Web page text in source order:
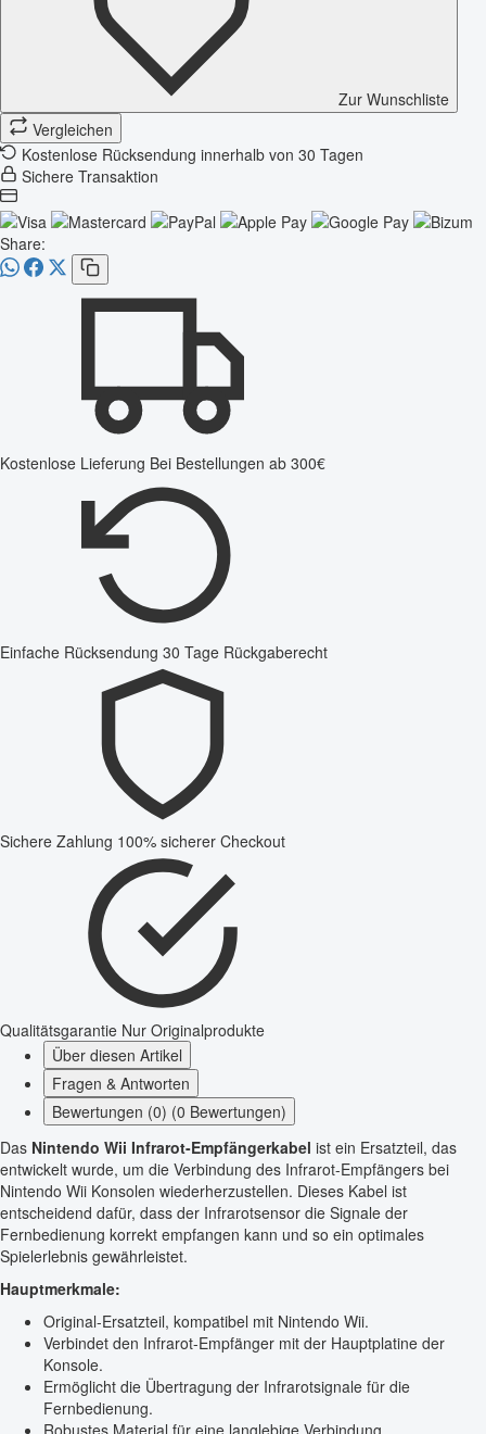
Zur Wunschliste
Vergleichen
Kostenlose Rücksendung innerhalb von 30 Tagen
Sichere Transaktion
Share:
Kostenlose Lieferung Bei Bestellungen ab 300€
Einfache Rücksendung 30 Tage Rückgaberecht
Sichere Zahlung 100% sicherer Checkout
Qualitätsgarantie Nur Originalprodukte
Über diesen Artikel
Fragen & Antworten
Bewertungen (0) (0 Bewertungen)
Das Nintendo Wii Infrarot-Empfängerkabel ist ein Ersatzteil, das
entwickelt wurde, um die Verbindung des Infrarot-Empfängers bei
Nintendo Wii Konsolen wiederherzustellen. Dieses Kabel ist
entscheidend dafür, dass der Infrarotsensor die Signale der
Fernbedienung korrekt empfangen kann und so ein optimales
Spielerlebnis gewährleistet.
Hauptmerkmale:
Original-Ersatzteil, kompatibel mit Nintendo Wii.
Verbindet den Infrarot-Empfänger mit der Hauptplatine der
Konsole.
Ermöglicht die Übertragung der Infrarotsignale für die
Fernbedienung.
Robustes Material für eine langlebige Verbindung.